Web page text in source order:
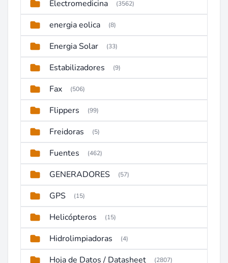
Electromedicina (3562)
energia eolica (8)
Energia Solar (33)
Estabilizadores (9)
Fax (506)
Flippers (99)
Freidoras (5)
Fuentes (462)
GENERADORES (57)
GPS (15)
Helicópteros (15)
Hidrolimpiadoras (4)
Hoja de Datos / Datasheet (2807)